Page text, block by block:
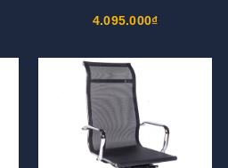
4.095.000₫